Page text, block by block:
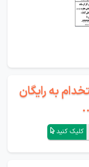
به رایگان
کلیک کنید